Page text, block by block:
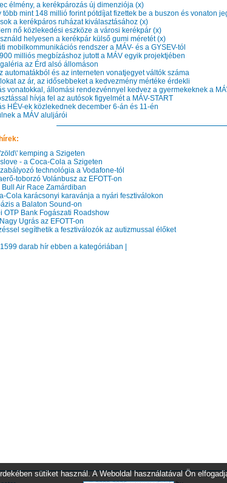
élmény, a kerékpározás új dimenziója (x)
mint 148 millió forint pótdíjat fizettek be a buszon és vonaton
a kerékpáros ruházat kiválasztásához (x)
nő közlekedési eszköze a városi kerékpár (x)
helyesen a kerékpár külső gumi méretét (x)
mobilkommunikációs rendszer a MÁV- és a GYSEV-tól
milliós megbízáshoz jutott a MÁV egyik projektjében
az Érd alsó állomáson
automatákból és az interneten vonatjegyet váltók száma
az ár, az idősebbeket a kedvezmény mértéke érdekli
vonatokkal, állomási rendezvénnyel kedvez a gyermekeknek a
hívja fel az autósok figyelmét a MÁV-START
HÉV-ek közlekednek december 6-án és 11-én
a MÁV aluljárói
kemping a Szigeten
- a Coca-Cola a Szigeten
technológia a Vodafone-tól
toborzó Volánbusz az EFOTT-on
Air Race Zamárdiban
Cola karácsonyi karavánja a nyári fesztiválokon
a Balaton Sound-on
Bank Fogászati Roadshow
Ugrás az EFOTT-on
segíthetik a fesztiválozók az autizmussal élőket
1599 darab hír ebben a kategóriában |
sütiket használ. A Weboldal használatával Ön